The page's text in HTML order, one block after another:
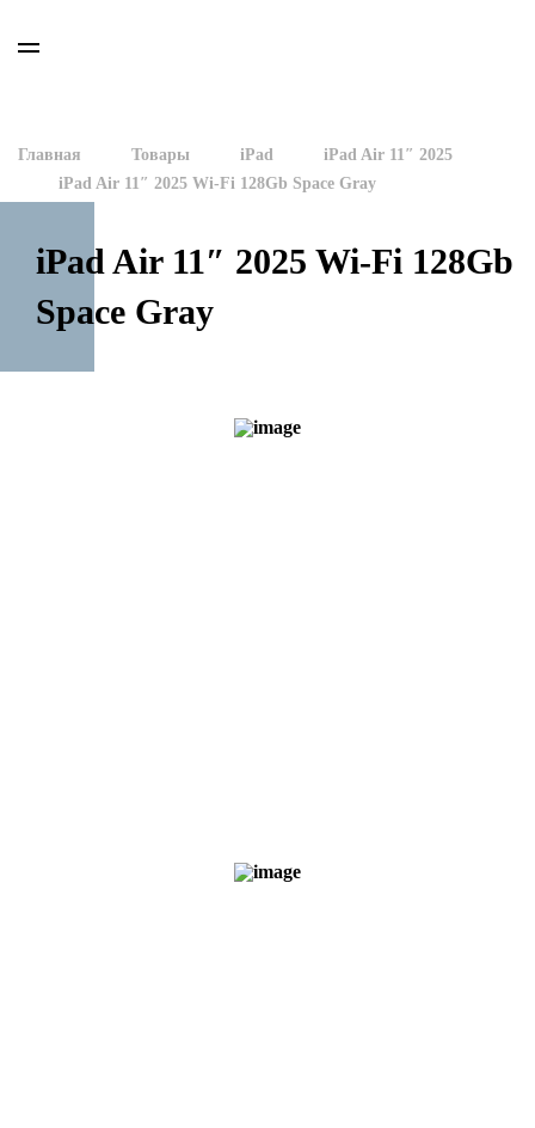
Главная Товары iPad
iPad Air 11″ 2025
iPad Air 11″ 2025 Wi-Fi 128Gb Space Gray
iPad Air 11″ 2025 Wi-Fi 128Gb
Space Gray